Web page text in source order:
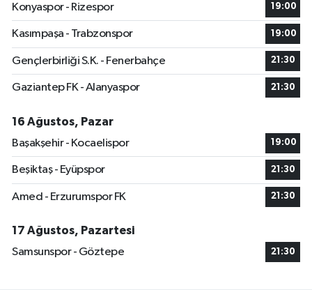
Konyaspor - Rizespor
19:00
Kasımpaşa - Trabzonspor 19:00
Gençlerbirliği S.K. - Fenerbahçe 21:30
Gaziantep FK - Alanyaspor 21:30
16 Ağustos, Pazar
Başakşehir - Kocaelispor
19:00
Beşiktaş - Eyüpspor 21:30
Amed - Erzurumspor FK 21:30
17 Ağustos, Pazartesi
Samsunspor - Göztepe
21:30